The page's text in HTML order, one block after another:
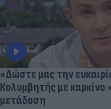
«Δώστε μας την
Κολυμβητής με
μετάδοση